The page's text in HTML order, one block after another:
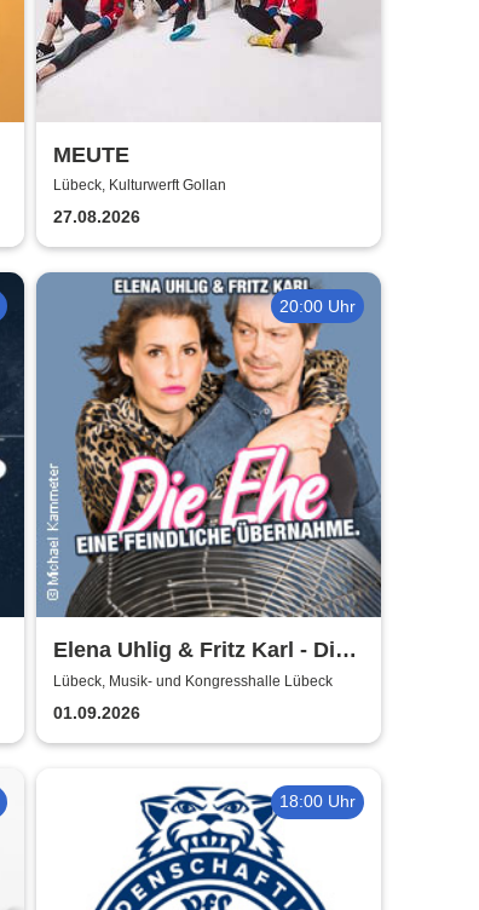
MEUTE
Lübeck, Kulturwerft Gollan
27.08.2026
20:00 Uhr
Elena Uhlig & Fritz Karl - Die
Ehe - eine feindliche
Übernahme
Lübeck, Musik- und Kongresshalle Lübeck
01.09.2026
18:00 Uhr